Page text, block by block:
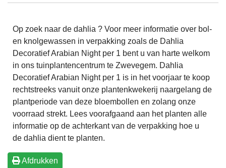
Op zoek naar de dahlia ? Voor meer informatie over bol-
en knolgewassen in verpakking zoals de Dahlia
Decoratief Arabian Night per 1 bent u van harte welkom
in ons tuinplantencentrum te Zwevegem. Dahlia
Decoratief Arabian Night per 1 is in het voorjaar te koop
rechtstreeks vanuit onze plantenkwekerij naargelang de
plantperiode van deze bloembollen en zolang onze
voorraad strekt. Lees voorafgaand aan het planten alle
informatie op de achterkant van de verpakking hoe u
de dahlia dient te planten.
Afdrukken